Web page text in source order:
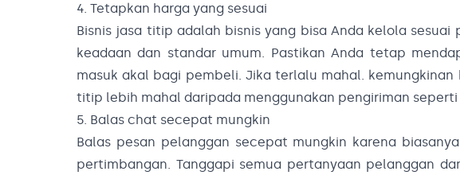
4. Tetapkan harga yang sesuai
Bisnis jasa titip adalah bisnis yang bisa Anda kelola
keadaan dan standar umum. Pastikan Anda tetap
masuk akal bagi pembeli. Jika terlalu mahal.
titip lebih mahal daripada menggunakan pengiriman seperti
5. Balas chat secepat mungkin
Balas pesan pelanggan secepat mungkin karena
pertimbangan. Tanggapi semua pertanyaan pelanggan